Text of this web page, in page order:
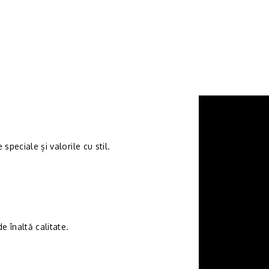
speciale și valorile cu stil.
înaltă calitate.